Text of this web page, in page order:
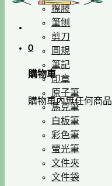
0
購物車
購物車內無任何商品
擦膠
筆刨
剪刀
圓規
筆記
印章
原子筆
馬克筆
白板筆
彩色筆
螢光筆
文件夾
文件袋